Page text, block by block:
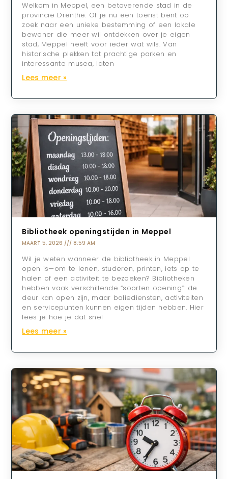
Welkom in Meppel, een betoverende stad in de
provincie Drenthe. Of je nu een toerist bent op
zoek naar een unieke bestemming of een lokale
bewoner die meer wil ontdekken over je eigen
stad, Meppel heeft voor ieder wat wils. Van
historische plekken tot prachtige parken en
interessante musea, laten
Lees meer »
Bibliotheek openingstijden in Meppel
MAART 5, 2026 8:59 AM
Wil je weten wanneer de bibliotheek in Meppel
open is—om te lenen, studeren, printen, iets op te
halen of een activiteit te bezoeken? Bibliotheken
hebben vaak verschillende “soorten opening”: de
deur kan open zijn, maar baliediensten, activiteiten
en servicepunten kunnen eigen tijden hebben. Hier
lees je hoe je dat snel
Lees meer »